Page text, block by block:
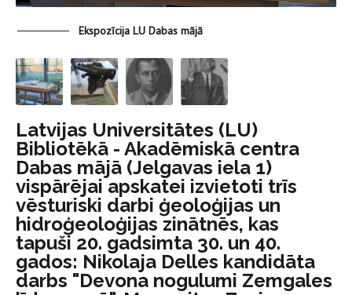
Ekspozīcija LU Dabas mājā
Latvijas Universitātes (LU)
Bibliotēkā - Akadēmiskā centra
Dabas mājā (Jelgavas iela 1)
vispārējai apskatei izvietoti trīs
vēsturiski darbi ģeoloģijas un
hidroģeoloģijas zinātnēs, kas
tapuši 20. gadsimta 30. un 40.
gados: Nikolaja Delles kandidāta
darbs "Devona nogulumi Zemgales